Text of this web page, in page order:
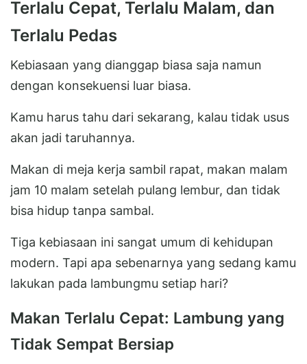
Terlalu Cepat, Terlalu Malam, dan
Terlalu Pedas
Kebiasaan yang dianggap biasa saja namun
dengan konsekuensi luar biasa.
Kamu harus tahu dari sekarang, kalau tidak usus
akan jadi taruhannya.
Makan di meja kerja sambil rapat, makan malam
jam 10 malam setelah pulang lembur, dan tidak
bisa hidup tanpa sambal.
Tiga kebiasaan ini sangat umum di kehidupan
modern. Tapi apa sebenarnya yang sedang kamu
lakukan pada lambungmu setiap hari?
Makan Terlalu Cepat: Lambung yang
Tidak Sempat Bersiap